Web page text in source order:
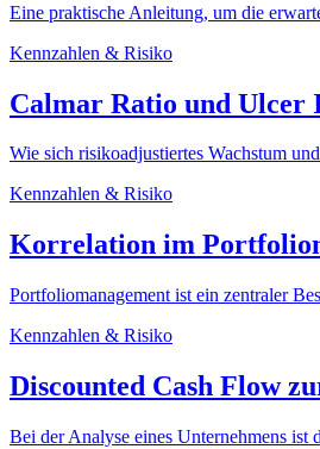
Eine praktische Anleitung, um die
Kennzahlen & Risiko
Calmar Ratio und Ulcer
Wie sich risikoadjustiertes Wachstum
Kennzahlen & Risiko
Korrelation im
Portfoliomanagement ist ein zentraler
Kennzahlen & Risiko
Discounted Cash Flow
Bei der Analyse eines Unternehmens